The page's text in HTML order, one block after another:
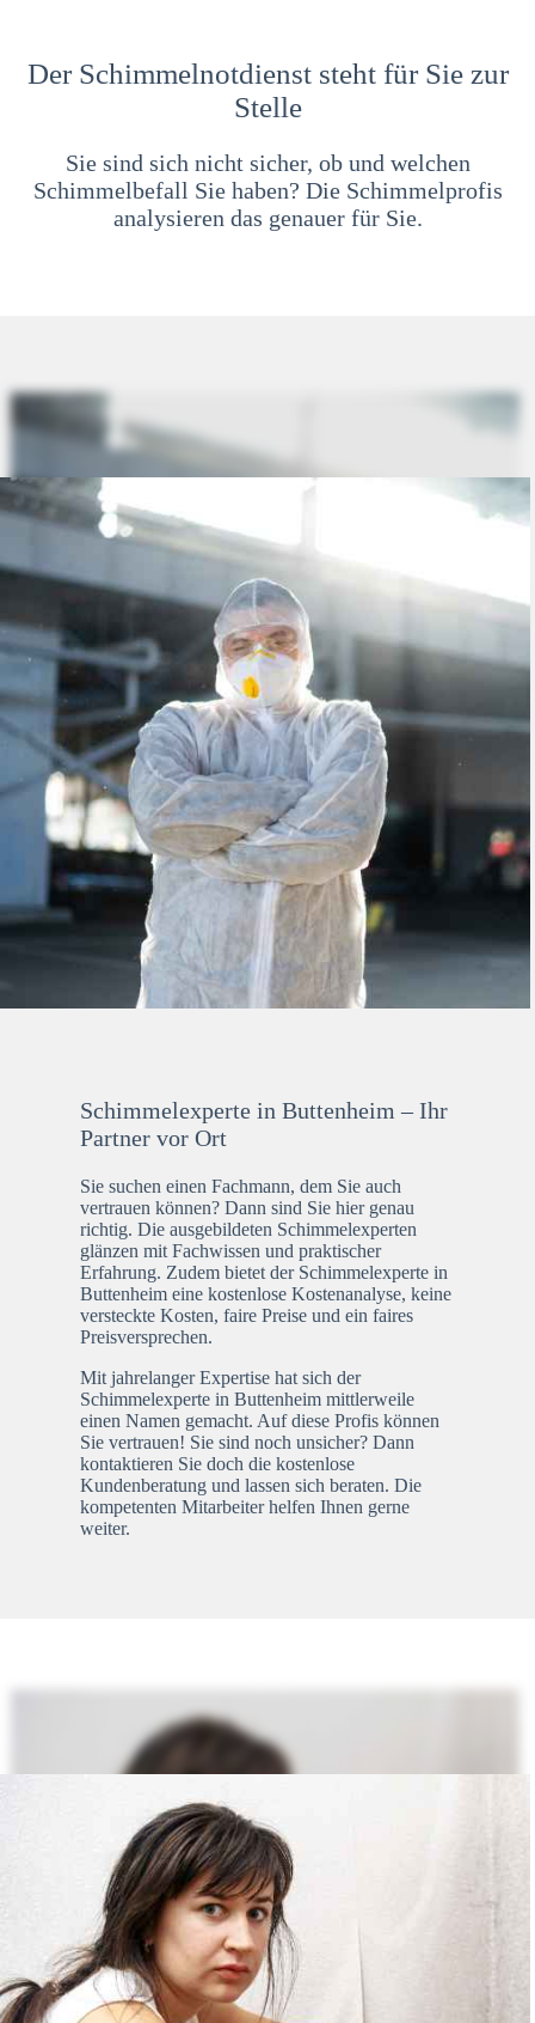
Der Schimmelnotdienst steht für Sie zur
Stelle
Sie sind sich nicht sicher, ob und welchen
Schimmelbefall Sie haben? Die Schimmelprofis
analysieren das genauer für Sie.
Schimmelexperte in Buttenheim – Ihr
Partner vor Ort
Sie suchen einen Fachmann, dem Sie auch
vertrauen können? Dann sind Sie hier genau
richtig. Die ausgebildeten Schimmelexperten
glänzen mit Fachwissen und praktischer
Erfahrung. Zudem bietet der Schimmelexperte in
Buttenheim eine kostenlose Kostenanalyse, keine
versteckte Kosten, faire Preise und ein faires
Preisversprechen.
Mit jahrelanger Expertise hat sich der
Schimmelexperte in Buttenheim mittlerweile
einen Namen gemacht. Auf diese Profis können
Sie vertrauen! Sie sind noch unsicher? Dann
kontaktieren Sie doch die kostenlose
Kundenberatung und lassen sich beraten. Die
kompetenten Mitarbeiter helfen Ihnen gerne
weiter.